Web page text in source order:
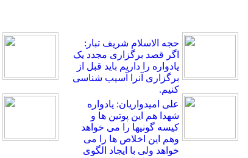
حجه الاسلام شریف تبار:
اگر قصد برگزاری مجدد یک
یادواره را داریم باید قبل از
برگزاری آنرا آسیب شناسی
کنیم.
علی امیدواریان: یادواره
شهدا هم این پوتین ها و
کیسه گونیها را می خواهد
وهم این اخلاص ها را می
خواهد ولی با ایجاد الگوی